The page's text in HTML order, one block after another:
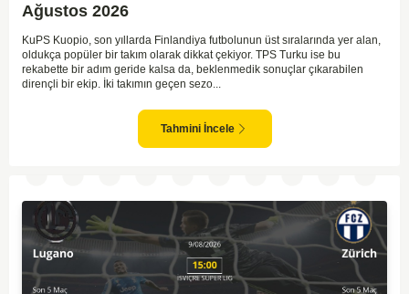
Ağustos 2026
KuPS Kuopio, son yıllarda Finlandiya futbolunun üst sıralarında yer alan,
oldukça popüler bir takım olarak dikkat çekiyor. TPS Turku ise bu
rekabette bir adım geride kalsa da, beklenmedik sonuçlar çıkarabilen
dirençli bir ekip. İki takımın geçen sezo...
Tahmini İncele